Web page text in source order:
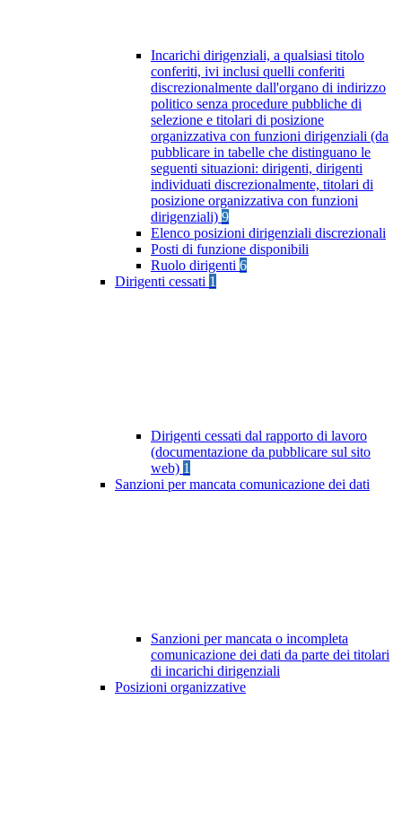
Incarichi dirigenziali, a qualsiasi titolo
conferiti, ivi inclusi quelli conferiti
discrezionalmente dall'organo di indirizzo
politico senza procedure pubbliche di
selezione e titolari di posizione
organizzativa con funzioni dirigenziali (da
pubblicare in tabelle che distinguano le
seguenti situazioni: dirigenti, dirigenti
individuati discrezionalmente, titolari di
posizione organizzativa con funzioni
dirigenziali) 9
Elenco posizioni dirigenziali discrezionali
Posti di funzione disponibili
Ruolo dirigenti 6
Dirigenti cessati 1
Dirigenti cessati dal rapporto di lavoro
(documentazione da pubblicare sul sito
web) 1
Sanzioni per mancata comunicazione dei dati
Sanzioni per mancata o incompleta
comunicazione dei dati da parte dei titolari
di incarichi dirigenziali
Posizioni organizzative